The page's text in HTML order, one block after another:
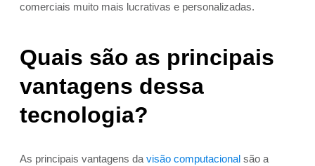
comerciais muito mais lucrativas e personalizadas.
Quais são as principais
vantagens dessa
tecnologia?
As principais vantagens da visão computacional são a